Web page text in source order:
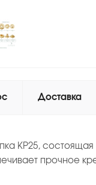
Доставка
KP25,
прочное